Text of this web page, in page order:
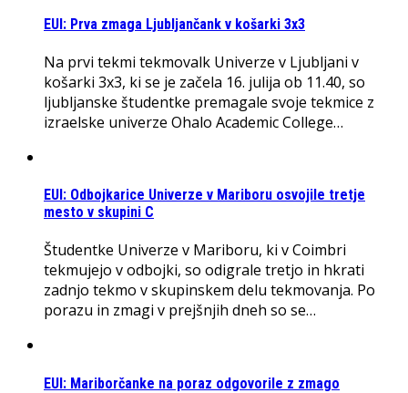
EUI: Prva zmaga Ljubljančank v košarki 3x3
Na prvi tekmi tekmovalk Univerze v Ljubljani v
košarki 3x3, ki se je začela 16. julija ob 11.40, so
ljubljanske študentke premagale svoje tekmice z
izraelske univerze Ohalo Academic College…
EUI: Odbojkarice Univerze v Mariboru osvojile tretje
mesto v skupini C
Študentke Univerze v Mariboru, ki v Coimbri
tekmujejo v odbojki, so odigrale tretjo in hkrati
zadnjo tekmo v skupinskem delu tekmovanja. Po
porazu in zmagi v prejšnjih dneh so se…
EUI: Mariborčanke na poraz odgovorile z zmago